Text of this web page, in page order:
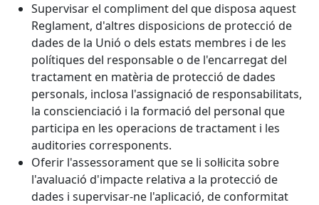
Supervisar el compliment del que disposa aquest
Reglament, d'altres disposicions de protecció de
dades de la Unió o dels estats membres i de les
polítiques del responsable o de l'encarregat del
tractament en matèria de protecció de dades
personals, inclosa l'assignació de responsabilitats,
la conscienciació i la formació del personal que
participa en les operacions de tractament i les
auditories corresponents.
Oferir l'assessorament que se li sol·licita sobre
l'avaluació d'impacte relativa a la protecció de
dades i supervisar-ne l'aplicació, de conformitat